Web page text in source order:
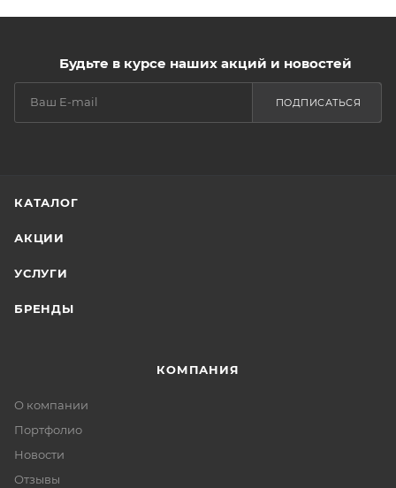
Будьте в курсе наших акций и новостей
ПОДПИСАТЬСЯ
КАТАЛОГ
АКЦИИ
УСЛУГИ
БРЕНДЫ
КОМПАНИЯ
О компании
Портфолио
Новости
Отзывы